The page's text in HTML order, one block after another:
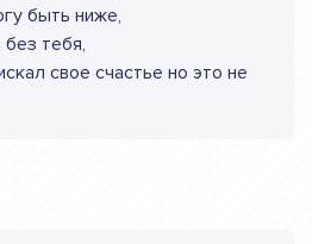
быть ниже,
тебя,
свое счастье но это не